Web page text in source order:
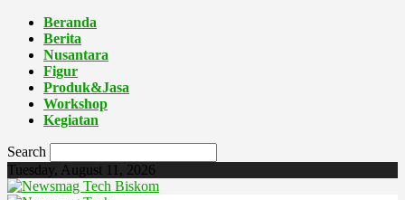
Beranda
Berita
Nusantara
Figur
Produk&Jasa
Workshop
Kegiatan
Search
Tuesday, August 11, 2026
Biskom